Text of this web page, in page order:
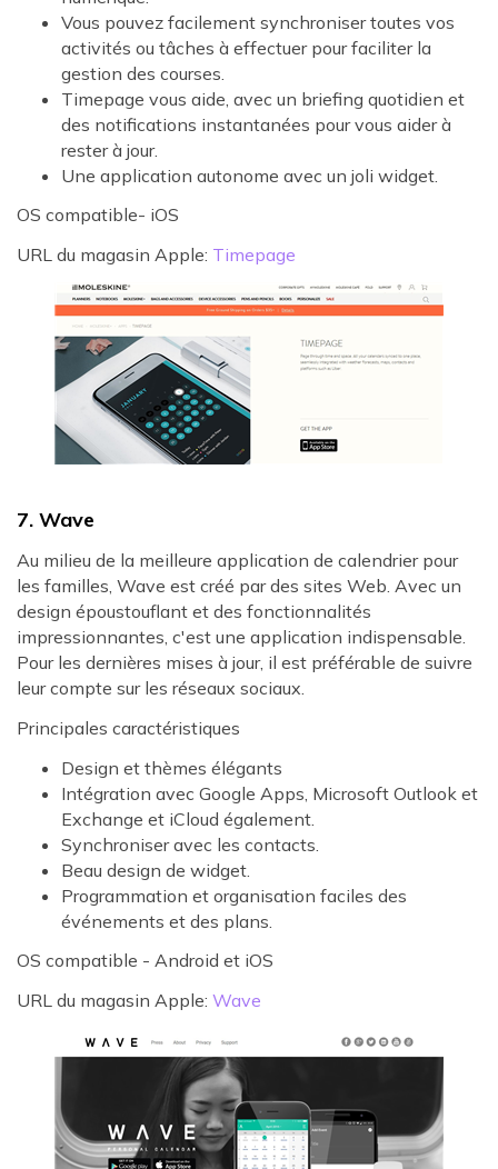
Vous pouvez facilement synchroniser toutes vos
activités ou tâches à effectuer pour faciliter la
gestion des courses.
Timepage vous aide, avec un briefing quotidien et
des notifications instantanées pour vous aider à
rester à jour.
Une application autonome avec un joli widget.
OS compatible- iOS
URL du magasin Apple: Timepage
7. Wave
Au milieu de la meilleure application de calendrier pour
les familles, Wave est créé par des sites Web. Avec un
design époustouflant et des fonctionnalités
impressionnantes, c'est une application indispensable.
Pour les dernières mises à jour, il est préférable de suivre
leur compte sur les réseaux sociaux.
Principales caractéristiques
Design et thèmes élégants
Intégration avec Google Apps, Microsoft Outlook et
Exchange et iCloud également.
Synchroniser avec les contacts.
Beau design de widget.
Programmation et organisation faciles des
événements et des plans.
OS compatible - Android et iOS
URL du magasin Apple: Wave